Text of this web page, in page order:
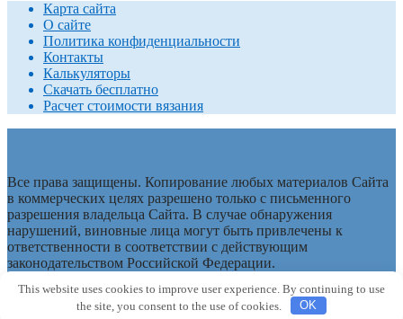
Карта сайта
О сайте
Политика конфиденциальности
Контакты
Калькуляторы
Скачать бесплатно
Расчет стоимости вязания
Все права защищены. Копирование любых материалов Сайта
в коммерческих целях разрешено только с письменного
разрешения владельца Сайта. В случае обнаружения
нарушений, виновные лица могут быть привлечены к
ответственности в соответствии с действующим
законодательством Российской Федерации.
© 2026 1000 идей для вязания спицами
This website uses cookies to improve user experience. By continuing to use
the site, you consent to the use of cookies.
OK